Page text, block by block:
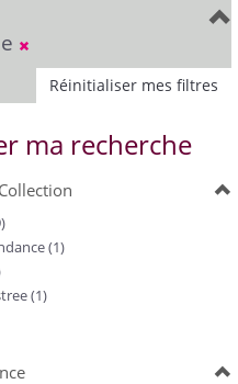
Réinitialiser mes filtres
ma recherche
(1)
(1)